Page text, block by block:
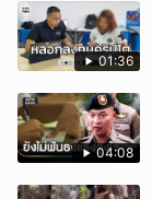
01:36
04:08